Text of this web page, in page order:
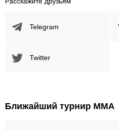
Telegram
Twitter
Ближайший турнир ММА